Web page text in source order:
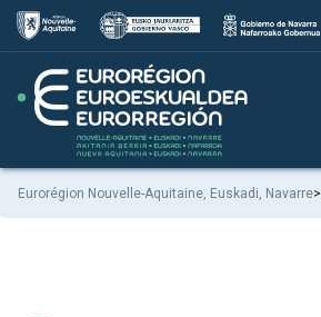
Eurorégion Nouvelle-Aquitaine, Euskadi, Navarre>